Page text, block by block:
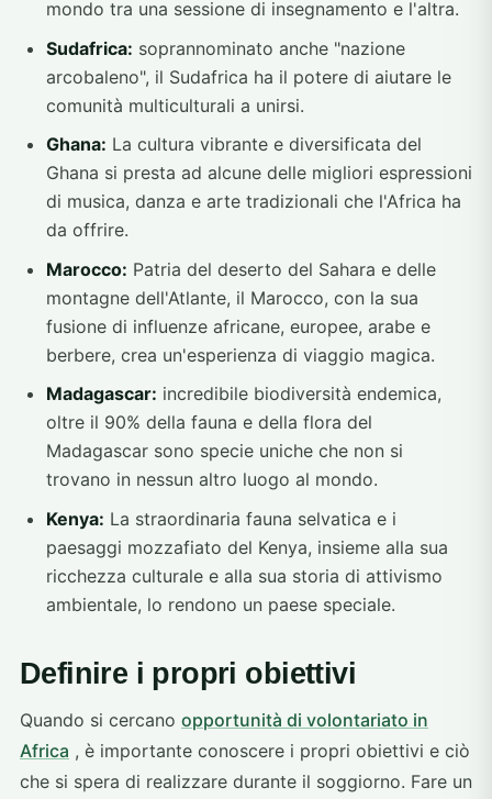
mondo tra una sessione di insegnamento e l'altra.
Sudafrica: soprannominato anche "nazione
arcobaleno", il Sudafrica ha il potere di aiutare le
comunità multiculturali a unirsi.
Ghana: La cultura vibrante e diversificata del
Ghana si presta ad alcune delle migliori espressioni
di musica, danza e arte tradizionali che l'Africa ha
da offrire.
Marocco: Patria del deserto del Sahara e delle
montagne dell'Atlante, il Marocco, con la sua
fusione di influenze africane, europee, arabe e
berbere, crea un'esperienza di viaggio magica.
Madagascar: incredibile biodiversità endemica,
oltre il 90% della fauna e della flora del
Madagascar sono specie uniche che non si
trovano in nessun altro luogo al mondo.
Kenya: La straordinaria fauna selvatica e i
paesaggi mozzafiato del Kenya, insieme alla sua
ricchezza culturale e alla sua storia di attivismo
ambientale, lo rendono un paese speciale.
Definire i propri obiettivi
Quando si cercano opportunità di volontariato in
Africa , è importante conoscere i propri obiettivi e ciò
che si spera di realizzare durante il soggiorno. Fare un